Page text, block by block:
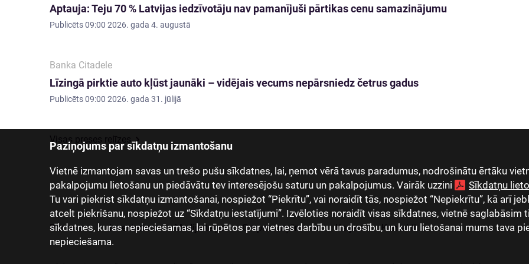
Paziņojums par sīkdatņu izmantošanu
Vietnē izmantojam savas un trešo pušu sīkdatnes, lai, ņemot vērā tavus paradumus, nodrošinātu ērtāku
pakalpojumu lietošanu un piedāvātu tev interesējošu saturu un pakalpojumus. Vairāk uzzini
Sīkdatņu
Tu vari piekrist sīkdatņu izmantošanai, nospiežot “Piekrītu”, vai noraidīt tās, nospiežot “Nepiekrītu”, kā arī
atcelt piekrišanu, nospiežot uz “Sīkdatņu iestatījumi”. Izvēloties noraidīt visas sīkdatnes, vietnē saglabāsim
sīkdatnes, kuras nepieciešamas, lai rūpētos par vietnes darbību un drošību, un kuru lietošanai mums tava
nepieciešama.
Aptauja: Teju 70 % Latvijas iedzīvotāju nav pamanījuši pārtikas cenu samazinājumu
Publicēts09:00 2026. gada 4. augustā
Banka Citadele
Līzingā pirktie auto kļūst jaunāki – vidējais vecums nepārsniedz četrus gadus
Publicēts09:00 2026. gada 31. jūlijā
Visas preses relīzes
Par mums Investoriem Mediju telpa Grupas uzņēmumi Karjera Kontakti